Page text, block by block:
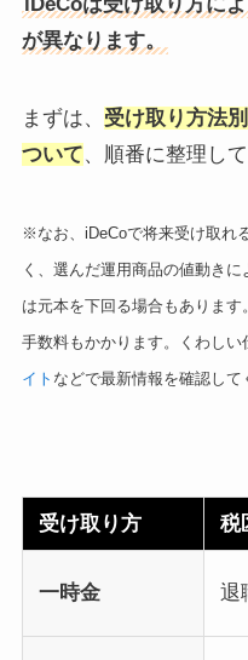
が異なります。
まずは、 受け取り方法
ついて、順番に整理し
※なお、iDeCoで将来受け取れ
く、選んだ運用商品の値動き
は元本を下回る場合もありま
手数料もかかります。くわし
イト などで最新情報を確認して
受け取り方 税
一時金 退